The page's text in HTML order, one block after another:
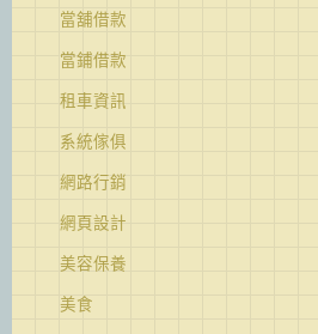
當舖借款
當鋪借款
租車資訊
系統傢俱
網路行銷
網頁設計
美容保養
美食